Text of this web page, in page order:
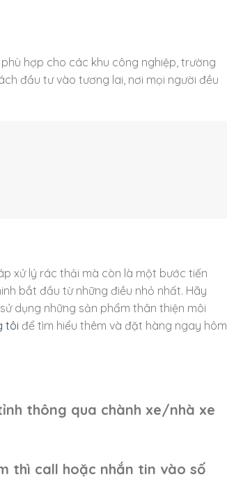
hợp cho các khu công nghiệp, trường
đầu tư vào tương lai, nơi mọi người đều
xử lý rác thải mà còn là một bước tiến
bắt đầu từ những điều nhỏ nhất. Hãy
dụng những sản phẩm thân thiện môi
tôi để tìm hiểu thêm và đặt hàng ngay hôm
thông qua chành xe/nhà xe
thì call hoặc nhắn tin vào số